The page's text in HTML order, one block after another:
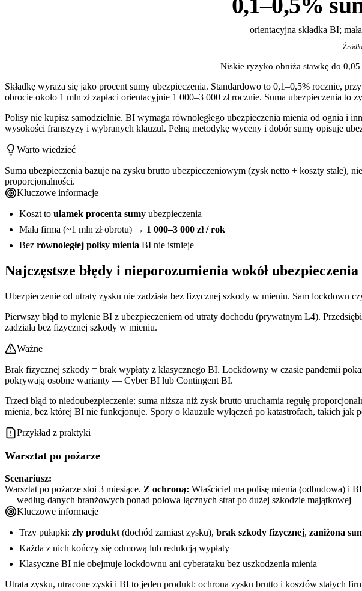
orientacyjna składka BI;
Niskie ryzyko obniża stawkę do
Składkę wyraża się jako procent sumy ubezpieczenia. Standardowo to 0,1–0,5% rocznie,
obrocie około 1 mln zł zapłaci orientacyjnie 1 000–3 000 zł rocznie. Suma ubezpieczenia
Polisy nie kupisz samodzielnie. BI wymaga równoległego ubezpieczenia mienia od ognia i
wysokości franszyzy i wybranych klauzul. Pełną metodykę wyceny i dobór sumy opisuje
Warto wiedzieć
Suma ubezpieczenia bazuje na zysku brutto ubezpieczeniowym (zysk netto + koszty stałe),
proporcjonalności.
Kluczowe informacje
Koszt to ułamek procenta sumy ubezpieczenia
Mała firma (~1 mln zł obrotu) → 1 000–3 000 zł / rok
Bez równoległej polisy mienia BI nie istnieje
Najczęstsze błędy i nieporozumienia wokół
Ubezpieczenie od utraty zysku nie zadziała bez fizycznej szkody w mieniu. Sam lockdown
Pierwszy błąd to mylenie BI z ubezpieczeniem od utraty dochodu (prywatnym L4).
zadziała bez fizycznej szkody w mieniu.
Ważne
Brak fizycznej szkody = brak wypłaty z klasycznego BI. Lockdowny w czasie pandemii
pokrywają osobne warianty — Cyber BI lub Contingent BI.
Trzeci błąd to niedoubezpieczenie: suma niższa niż zysk brutto uruchamia regułę
mienia, bez której BI nie funkcjonuje. Spory o klauzule wyłączeń po katastrofach, takich
Przykład z praktyki
Warsztat po pożarze
Scenariusz:
Warsztat po pożarze stoi 3 miesiące. Z ochroną: Właściciel ma polisę mienia (odbudowa) i
— według danych branżowych ponad połowa łącznych strat po dużej szkodzie majątkowej
Kluczowe informacje
Trzy pułapki: zły produkt (dochód zamiast zysku), brak szkody fizycznej, zaniżona
Każda z nich kończy się odmową lub redukcją wypłaty
Klasyczne BI nie obejmuje lockdownu ani cyberataku bez uszkodzenia mienia
Utrata zysku, utracone zyski i BI to jeden produkt: ochrona zysku brutto i kosztów stałych